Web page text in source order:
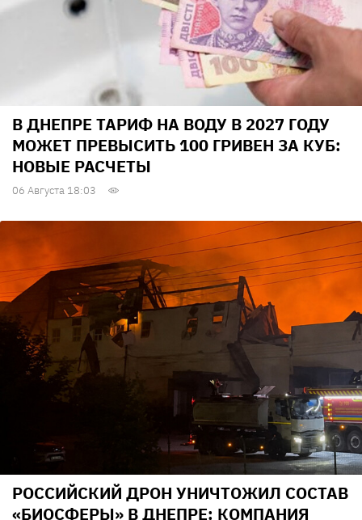
В ДНЕПРЕ ТАРИФ НА ВОДУ В 2027 ГОДУ
МОЖЕТ ПРЕВЫСИТЬ 100 ГРИВЕН ЗА КУБ:
НОВЫЕ РАСЧЕТЫ
06 Августа 18:03
РОССИЙСКИЙ ДРОН УНИЧТОЖИЛ СОСТАВ
«БИОСФЕРЫ» В ДНЕПРЕ: КОМПАНИЯ